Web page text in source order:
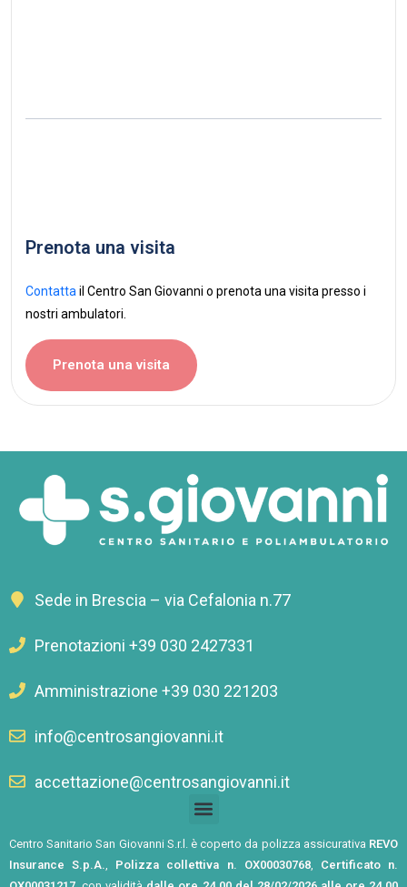
Prenota una visita
Contattail Centro San Giovanni o prenota una visita presso i
nostri ambulatori.
Prenota una visita
Sede in Brescia – via Cefalonia n.77
Prenotazioni +39 030 2427331
Amministrazione +39 030 221203
info@centrosangiovanni.it
accettazione@centrosangiovanni.it
Centro Sanitario San Giovanni S.r.l. è coperto da polizza assicurativa REVO
Insurance S.p.A.
Polizza collettiva n. OX00030768, Certificato n.